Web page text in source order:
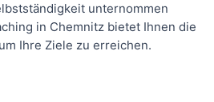
unternommen
in Chemnitz bietet Ihnen die
Ihre Ziele zu erreichen.